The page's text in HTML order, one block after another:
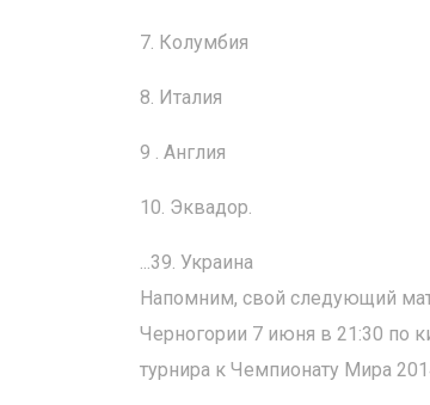
7. Колумбия
8. Италия
9 . Англия
10. Эквадор.
...39. Украина
Напомним, свой следующий
Черногории 7 июня в 21:30 по
турнира к Чемпионату Мира